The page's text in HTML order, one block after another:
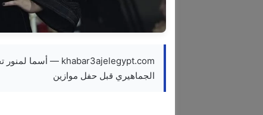
الجماهيري قبل حفل موازين